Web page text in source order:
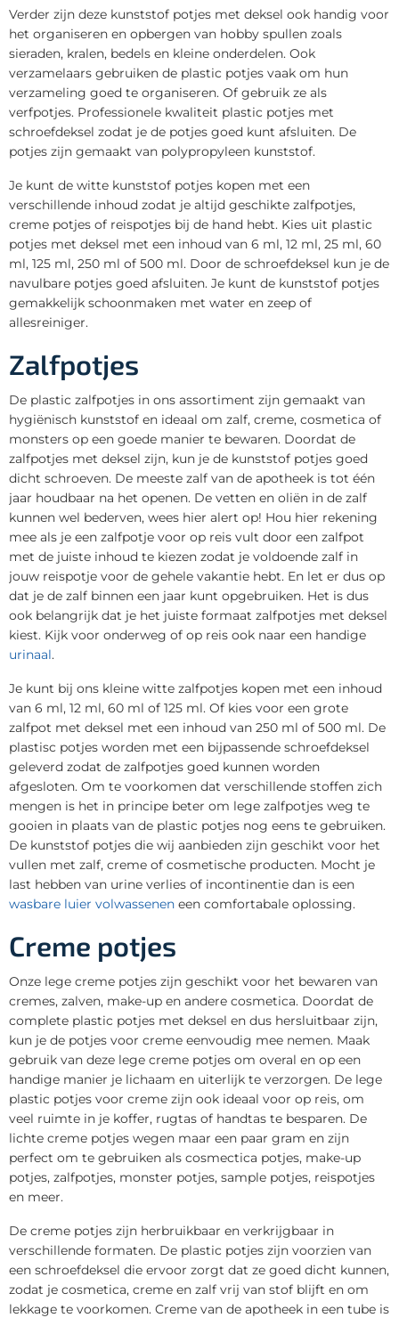
Verder zijn deze kunststof potjes met deksel ook handig voor
het organiseren en opbergen van hobby spullen zoals
sieraden, kralen, bedels en kleine onderdelen. Ook
verzamelaars gebruiken de plastic potjes vaak om hun
verzameling goed te organiseren. Of gebruik ze als
verfpotjes. Professionele kwaliteit plastic potjes met
schroefdeksel zodat je de potjes goed kunt afsluiten. De
potjes zijn gemaakt van polypropyleen kunststof.
Je kunt de witte kunststof potjes kopen met een
verschillende inhoud zodat je altijd geschikte zalfpotjes,
creme potjes of reispotjes bij de hand hebt. Kies uit plastic
potjes met deksel met een inhoud van 6 ml, 12 ml, 25 ml, 60
ml, 125 ml, 250 ml of 500 ml. Door de schroefdeksel kun je de
navulbare potjes goed afsluiten. Je kunt de kunststof potjes
gemakkelijk schoonmaken met water en zeep of
allesreiniger.
Zalfpotjes
De plastic zalfpotjes in ons assortiment zijn gemaakt van
hygiënisch kunststof en ideaal om zalf, creme, cosmetica of
monsters op een goede manier te bewaren. Doordat de
zalfpotjes met deksel zijn, kun je de kunststof potjes goed
dicht schroeven. De meeste zalf van de apotheek is tot één
jaar houdbaar na het openen. De vetten en oliën in de zalf
kunnen wel bederven, wees hier alert op! Hou hier rekening
mee als je een zalfpotje voor op reis vult door een zalfpot
met de juiste inhoud te kiezen zodat je voldoende zalf in
jouw reispotje voor de gehele vakantie hebt. En let er dus op
dat je de zalf binnen een jaar kunt opgebruiken. Het is dus
ook belangrijk dat je het juiste formaat zalfpotjes met deksel
kiest. Kijk voor onderweg of op reis ook naar een handige
urinaal.
Je kunt bij ons kleine witte zalfpotjes kopen met een inhoud
van 6 ml, 12 ml, 60 ml of 125 ml. Of kies voor een grote
zalfpot met deksel met een inhoud van 250 ml of 500 ml. De
plastisc potjes worden met een bijpassende schroefdeksel
geleverd zodat de zalfpotjes goed kunnen worden
afgesloten. Om te voorkomen dat verschillende stoffen zich
mengen is het in principe beter om lege zalfpotjes weg te
gooien in plaats van de plastic potjes nog eens te gebruiken.
De kunststof potjes die wij aanbieden zijn geschikt voor het
vullen met zalf, creme of cosmetische producten. Mocht je
last hebben van urine verlies of incontinentie dan is een
wasbare luier volwassenen een comfortabale oplossing.
Creme potjes
Onze lege creme potjes zijn geschikt voor het bewaren van
cremes, zalven, make-up en andere cosmetica. Doordat de
complete plastic potjes met deksel en dus hersluitbaar zijn,
kun je de potjes voor creme eenvoudig mee nemen. Maak
gebruik van deze lege creme potjes om overal en op een
handige manier je lichaam en uiterlijk te verzorgen. De lege
plastic potjes voor creme zijn ook ideaal voor op reis, om
veel ruimte in je koffer, rugtas of handtas te besparen. De
lichte creme potjes wegen maar een paar gram en zijn
perfect om te gebruiken als cosmectica potjes, make-up
potjes, zalfpotjes, monster potjes, sample potjes, reispotjes
en meer.
De creme potjes zijn herbruikbaar en verkrijgbaar in
verschillende formaten. De plastic potjes zijn voorzien van
een schroefdeksel die ervoor zorgt dat ze goed dicht kunnen,
zodat je cosmetica, creme en zalf vrij van stof blijft en om
lekkage te voorkomen. Creme van de apotheek in een tube is